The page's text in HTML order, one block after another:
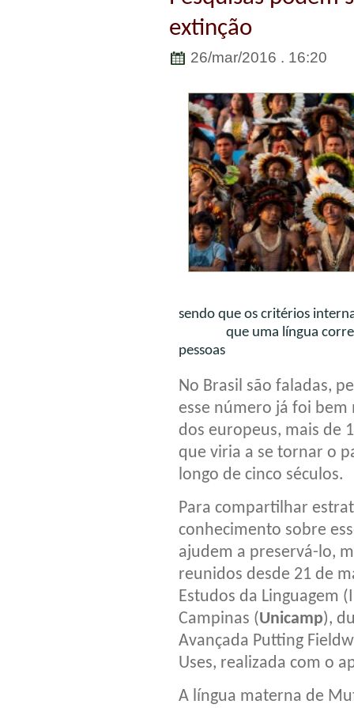
extinção
26/mar/2016 . 16:20
sendo que os
que uma língua corre
pessoas
No Brasil são faladas,
esse número já foi bem
dos europeus, mais de
que viria a se tornar o
longo de cinco séculos.
Para compartilhar
conhecimento sobre
ajudem a preservá-lo,
reunidos desde 21 de
Estudos da Linguagem
Campinas (Unicamp),
Avançada Putting
Uses, realizada com o
A língua materna de